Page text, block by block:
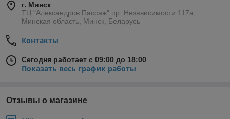
г. Минск
ТЦ "Александров Пассаж" пр. Независимости 117а,
Минская область, Минск, Беларусь
Контакты
Сегодня работает с 09:00 до 18:00
Показать весь график работы
Отзывы о магазине